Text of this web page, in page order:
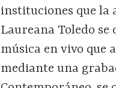
instituciones que la
Laureana Toledo se
música en vivo que
mediante una